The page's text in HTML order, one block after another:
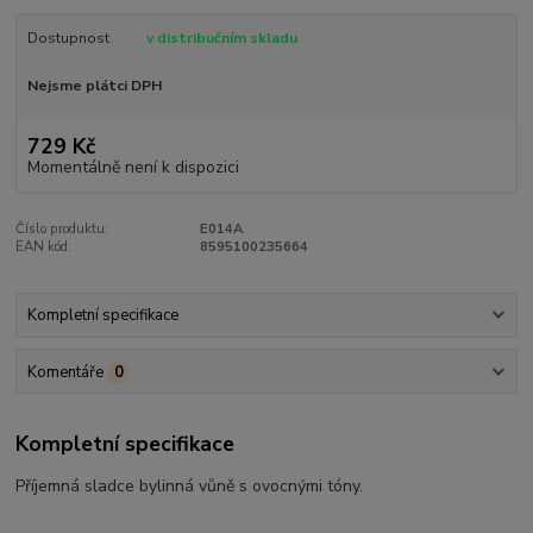
Dostupnost v distribučním skladu
Nejsme plátci DPH
729 Kč
Momentálně není k dispozici
Číslo produktu:
E014A
EAN kód:
8595100235664
Kompletní specifikace
Komentáře 0
Kompletní specifikace
Příjemná sladce bylinná vůně s ovocnými tóny.